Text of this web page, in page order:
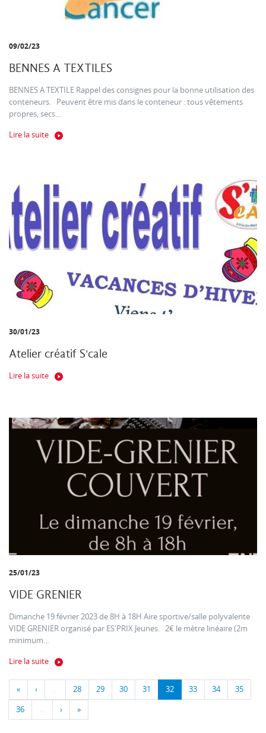
09/02/23
BENNES A TEXTILES
BENNES A TEXTILE Rappel des consignes pour la bonne utilisation des
conteneurs. Peuvent être mis dans le conteneur : tous vêtements
propres, secs...
Lire la suite
30/01/23
Atelier créatif S'cale
Lire la suite
25/01/23
VIDE GRENIER
Dimanche 19 février 2023 de 8H à 18H Aire sportive/salle polyvalente
VIDE GRENIER organisé par ES'PRIX Jeunes. 2€ le mètre linéaire (2m
minimum...
Lire la suite
« ‹ … 28 29 30 31 32 33 34 35
36 … › »